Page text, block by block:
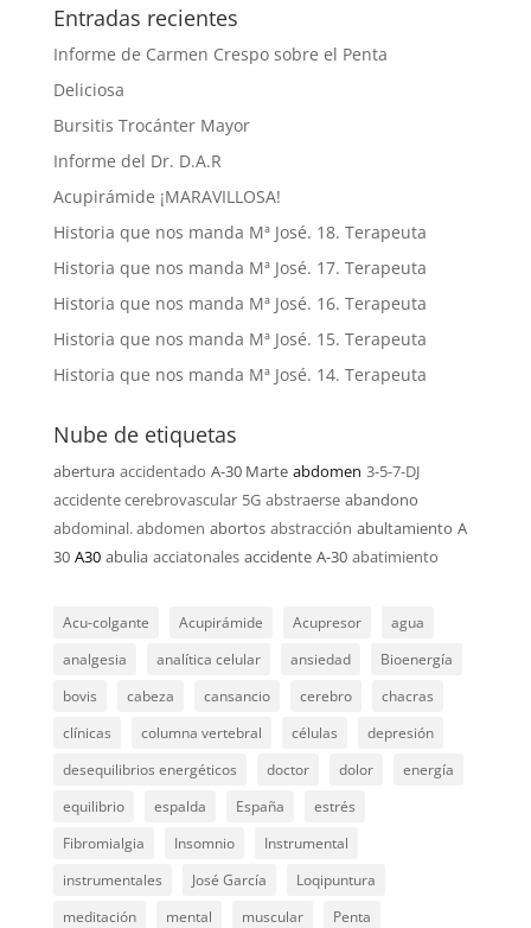
Entradas recientes
Informe de Carmen Crespo sobre el Penta
Deliciosa
Bursitis Trocánter Mayor
Informe del Dr. D.A.R
Acupirámide ¡MARAVILLOSA!
Historia que nos manda Mª José. 18. Terapeuta
Historia que nos manda Mª José. 17. Terapeuta
Historia que nos manda Mª José. 16. Terapeuta
Historia que nos manda Mª José. 15. Terapeuta
Historia que nos manda Mª José. 14. Terapeuta
Nube de etiquetas
abertura accidentado A-30 Marte abdomen 3-5-7-DJ
accidente cerebrovascular 5G abstraerse abandono
abdominal. abdomen abortos abstracción abultamiento A
30 A30 abulia acciatonales accidente A-30 abatimiento
Acu-colgante Acupirámide Acupresor
agua
analgesia
analítica celular ansiedad
Bioenergía
bovis
cabeza cansancio cerebro
chacras
clínicas
columna vertebral células
depresión
desequilibrios energéticos
doctor dolor
energía
equilibrio
espalda España
estrés
Fibromialgia
Insomnio
Instrumental
instrumentales
José García
Loqipuntura
meditación
mental muscular
Penta